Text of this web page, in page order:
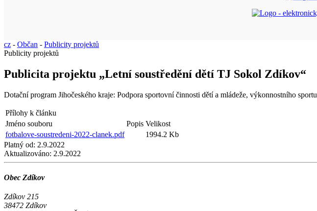
cz - Občan - Publicity projektů
Publicity projektů
Publicita projektu „Letní soustředění dětí TJ Sokol Zdíkov“
Dotační program Jihočeského kraje: Podpora sportovní činnosti dětí a mládeže, výkonnostního sportu
Přílohy k článku
Jméno souboru
Popis Velikost
fotbalove-soustredeni-2022-clanek.pdf
1994.2 Kb
Platný od: 2.9.2022
Aktualizováno: 2.9.2022
Obec Zdíkov
Zdíkov 215
38472 Zdíkov